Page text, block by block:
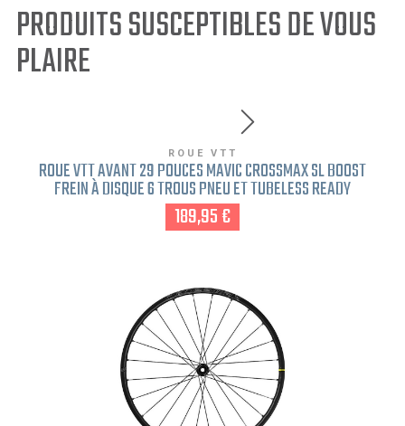
PRODUITS SUSCEPTIBLES DE VOUS
PLAIRE
ROUE VTT
ROUE VTT AVANT 29 POUCES MAVIC CROSSMAX SL BOOST
FREIN À DISQUE 6 TROUS PNEU ET TUBELESS READY
189,95 €